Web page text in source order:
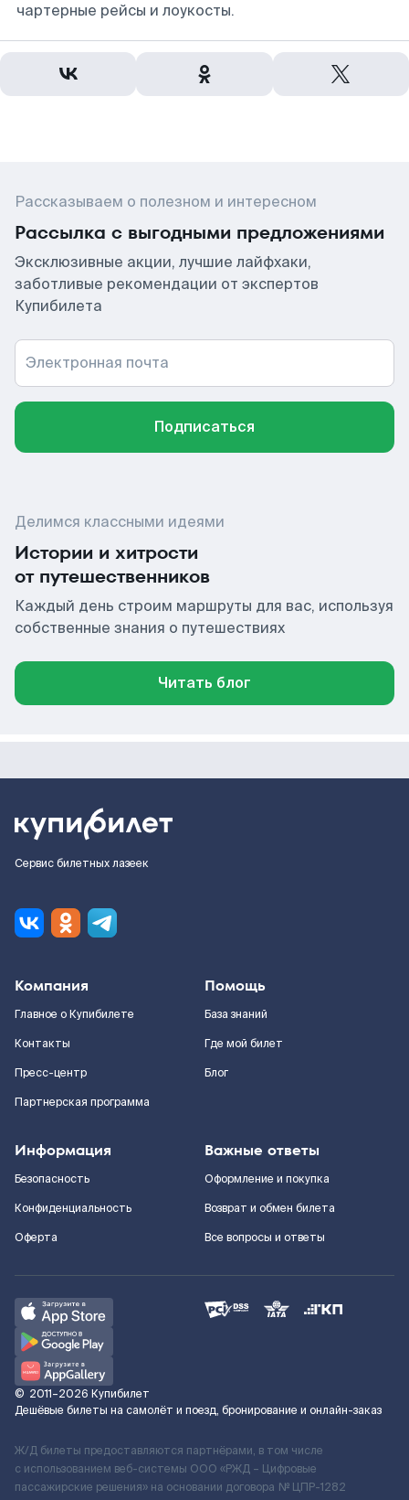
чартерные рейсы и лоукосты.
Рассказываем о полезном и интересном
Рассылка с выгодными предложениями
Эксклюзивные акции, лучшие лайфхаки,
заботливые рекомендации от экспертов
Купибилета
Электронная почта
Подписаться
Делимся классными идеями
Истории и хитрости
от путешественников
Каждый день строим маршруты для вас, используя
собственные знания о путешествиях
Читать блог
Сервис билетных лазеек
Компания
Главное о Купибилете
Контакты
Пресс-центр
Партнерская программа
Помощь
База знаний
Где мой билет
Блог
Информация
Безопасность
Конфиденциальность
Оферта
Важные ответы
Оформление и покупка
Возврат и обмен билета
Все вопросы и ответы
© 2011–2026 Купибилет
Дешёвые билеты на самолёт и поезд, бронирование и онлайн-заказ
Ж/Д билеты предоставляются партнёрами, в том числе
с использованием веб-системы ООО «РЖД – Цифровые
пассажирские решения» на основании договора № ЦПР-1282